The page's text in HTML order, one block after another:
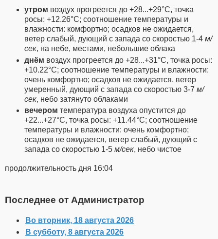
утром воздух прогреется до +28...+29°C, точка
росы: +12.26°C; соотношение температуры и
влажности: комфортно; осадков не ожидается,
ветeр слабый, дующий с запада со скоростью 1-4 м/
сек, на небе, местами, небольшие облака
днём воздух прогреется до +28...+31°C, точка росы:
+10.22°C; соотношение температуры и влажности:
очень комфортно; осадков не ожидается, ветeр
умеренный, дующий с запада со скоростью 3-7 м/
сек, небо затянуто облаками
вечером температура воздуха опустится до
+22...+27°C, точка росы: +11.44°C; соотношение
температуры и влажности: очень комфортно;
осадков не ожидается, ветeр слабый, дующий с
запада со скоростью 1-5 м/сек, небо чистое
продолжительность дня 16:04
Последнее от Администратор
Во вторник, 18 августа 2026
В субботу, 8 августа 2026